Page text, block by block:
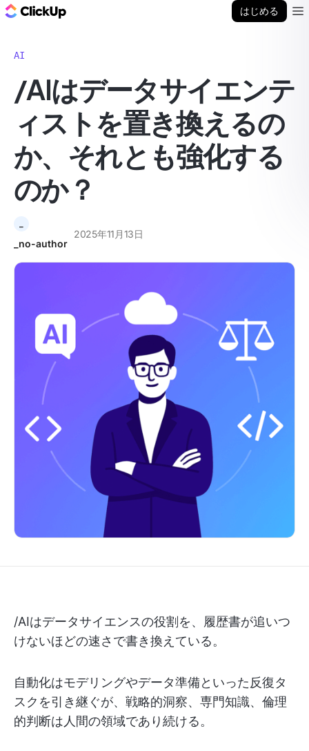
はじめる
AI
/AIはデータサイエンテ
ィストを置き換えるの
か、それとも強化する
のか？
_no-author
2025年11月13日
/AIはデータサイエンスの役割を、履歴書が追いつ
けないほどの速さで書き換えている。
自動化はモデリングやデータ準備といった反復タ
スクを引き継ぐが、戦略的洞察、専門知識、倫理
的判断は人間の領域であり続ける。